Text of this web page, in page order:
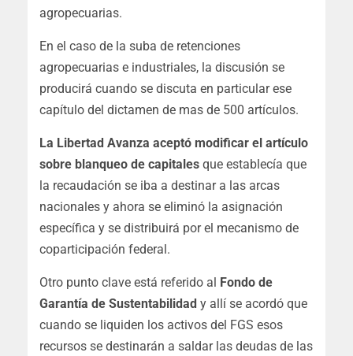
agropecuarias.
En el caso de la suba de retenciones
agropecuarias e industriales, la discusión se
producirá cuando se discuta en particular ese
capítulo del dictamen de mas de 500 artículos.
La Libertad Avanza aceptó modificar el artículo
sobre blanqueo de capitales que establecía que
la recaudación se iba a destinar a las arcas
nacionales y ahora se eliminó la asignación
específica y se distribuirá por el mecanismo de
coparticipación federal.
Otro punto clave está referido al Fondo de
Garantía de Sustentabilidad y allí se acordó que
cuando se liquiden los activos del FGS esos
recursos se destinarán a saldar las deudas de las